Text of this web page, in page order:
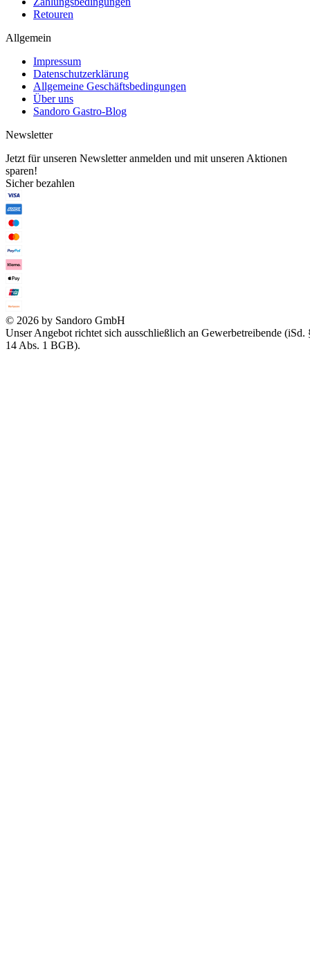
Retouren
Allgemein
Impressum
Datenschutzerklärung
Allgemeine Geschäftsbedingungen
Über uns
Sandoro Gastro-Blog
Newsletter
Jetzt für unseren Newsletter anmelden und mit unseren Aktionen
sparen!
Sicher bezahlen
© 2026 by Sandoro GmbH
Unser Angebot richtet sich ausschließlich an Gewerbetreibende (iSd.
14 Abs. 1 BGB).